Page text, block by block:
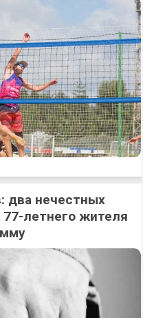
два нечестных
летнего жителя